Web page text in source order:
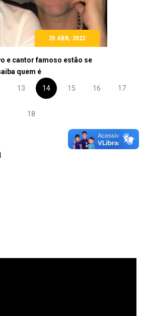
20 ABR, 2022
e cantor famoso estão se
quem é
13 14 15 16 17
18